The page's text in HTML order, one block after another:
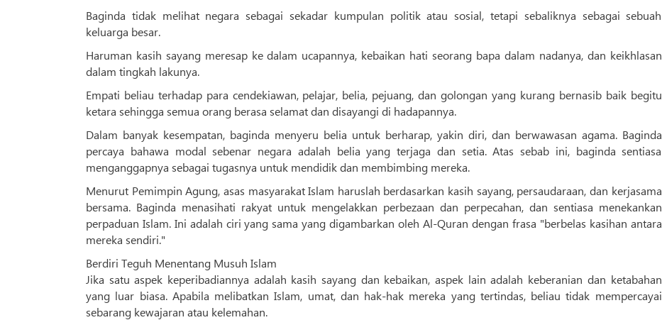
Baginda tidak melihat negara sebagai sekadar kumpulan politik atau sosial, tetapi sebaliknya sebagai sebuah
keluarga besar.
Haruman kasih sayang meresap ke dalam ucapannya, kebaikan hati seorang bapa dalam nadanya, dan keikhlasan
dalam tingkah lakunya.
Empati beliau terhadap para cendekiawan, pelajar, belia, pejuang, dan golongan yang kurang bernasib baik begitu
ketara sehingga semua orang berasa selamat dan disayangi di hadapannya.
Dalam banyak kesempatan, baginda menyeru belia untuk berharap, yakin diri, dan berwawasan agama. Baginda
percaya bahawa modal sebenar negara adalah belia yang terjaga dan setia. Atas sebab ini, baginda sentiasa
menganggapnya sebagai tugasnya untuk mendidik dan membimbing mereka.
Menurut Pemimpin Agung, asas masyarakat Islam haruslah berdasarkan kasih sayang, persaudaraan, dan kerjasama
bersama. Baginda menasihati rakyat untuk mengelakkan perbezaan dan perpecahan, dan sentiasa menekankan
perpaduan Islam. Ini adalah ciri yang sama yang digambarkan oleh Al-Quran dengan frasa "berbelas kasihan antara
mereka sendiri."
Berdiri Teguh Menentang Musuh Islam
Jika satu aspek keperibadiannya adalah kasih sayang dan kebaikan, aspek lain adalah keberanian dan ketabahan
yang luar biasa. Apabila melibatkan Islam, umat, dan hak-hak mereka yang tertindas, beliau tidak mempercayai
sebarang kewajaran atau kelemahan.